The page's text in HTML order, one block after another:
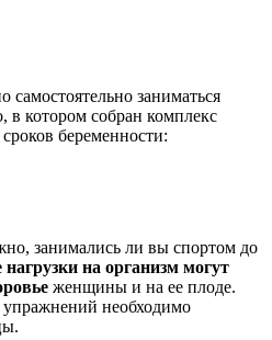
заниматься
в котором собран комплекс
беременности:
занимались ли вы спортом до
на организм могут
женщины и на ее плоде.
необходимо